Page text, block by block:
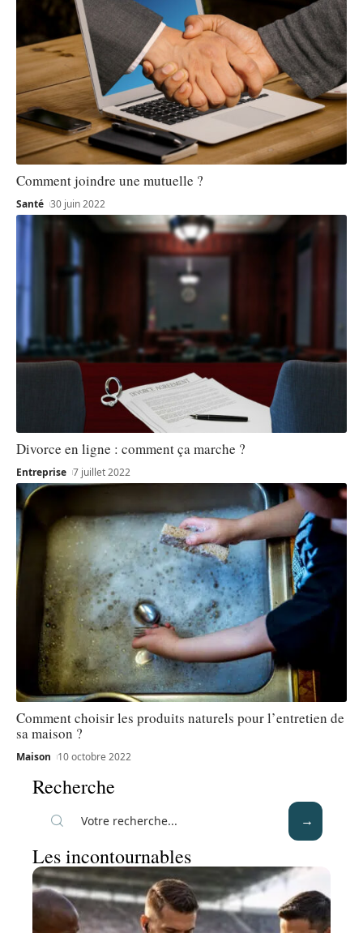
Comment joindre une mutuelle ?
Santé 30 juin 2022
Divorce en ligne : comment ça marche ?
Entreprise 7 juillet 2022
Comment choisir les produits naturels pour l’entretien de
sa maison ?
Maison 10 octobre 2022
Recherche
Les incontournables